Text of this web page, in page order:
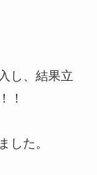
し、結果立
！
した。